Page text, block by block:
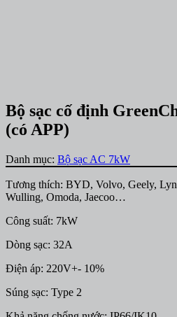
Bộ sạc cố định
(có APP)
Danh mục: Bộ sạc AC 7kW
Tương thích: BYD, Volvo, Geely,
Wulling, Omoda, Jaecoo…
Công suất: 7kW
Dòng sạc: 32A
Điện áp: 220V+- 10%
Súng sạc: Type 2